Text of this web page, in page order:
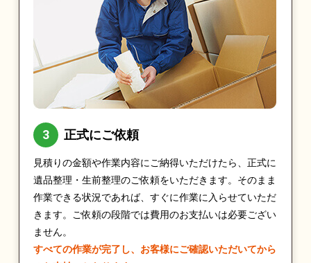
正式にご依頼
見積りの金額や作業内容にご納得いただけたら、正式に
遺品整理・生前整理のご依頼をいただきます。そのまま
作業できる状況であれば、すぐに作業に入らせていただ
きます。ご依頼の段階では費用のお支払いは必要ござい
ません。
すべての作業が完了し、お客様にご確認いただいてから